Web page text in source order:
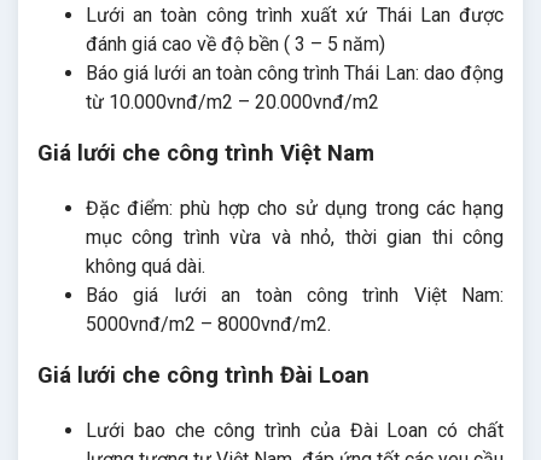
Lưới an toàn công trình xuất xứ Thái Lan được
đánh giá cao về độ bền ( 3 – 5 năm)
Báo giá lưới an toàn công trình Thái Lan: dao động
từ 10.000vnđ/m2 – 20.000vnđ/m2
Giá lưới che công trình Việt Nam
Đặc điểm: phù hợp cho sử dụng trong các hạng
mục công trình vừa và nhỏ, thời gian thi công
không quá dài.
Báo giá lưới an toàn công trình Việt Nam:
5000vnđ/m2 – 8000vnđ/m2.
Giá lưới che công trình Đài Loan
Lưới bao che công trình của Đài Loan có chất